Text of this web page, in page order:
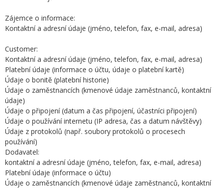
Zájemce o informace:
Kontaktní a adresní údaje (jméno, telefon, fax, e-mail, adresa)
Customer:
Kontaktní a adresní údaje (jméno, telefon, fax, e-mail, adresa)
Platební údaje (informace o účtu, údaje o platební kartě)
Údaje o bonitě (platební historie)
Údaje o zaměstnancích (kmenové údaje zaměstnanců, kontaktní
údaje)
Údaje o připojení (datum a čas připojení, účastníci připojení)
Údaje o používání internetu (IP adresa, čas a datum návštěvy)
Údaje z protokolů (např. soubory protokolů o procesech
používání)
Dodavatel:
kontaktní a adresní údaje (jméno, telefon, fax, e-mail, adresa)
Platební údaje (informace o účtu)
Údaje o zaměstnancích (kmenové údaje zaměstnanců, kontaktní